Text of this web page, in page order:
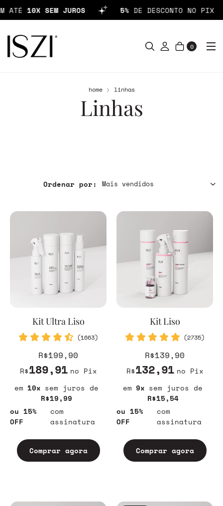
SEM JUROS 5%DE DESCONTO NO PIX
0
home linhas
Linhas
Ordenar por:
Kit Ultra Liso
(1663)
R$199,90
R$189,91 no Pix
10
R$19,99
sem juros
ou 15%
OFF
com
assinatura
Comprar agora
Kit Liso
(2735)
R$139,90
R$132,91 no Pix
9
R$15,54
sem juros
ou 15%
OFF
com
assinatura
Comprar agora